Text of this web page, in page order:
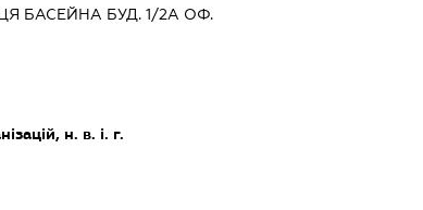
БАСЕЙНА БУД. 1/2А ОФ.
н. в. і. г.